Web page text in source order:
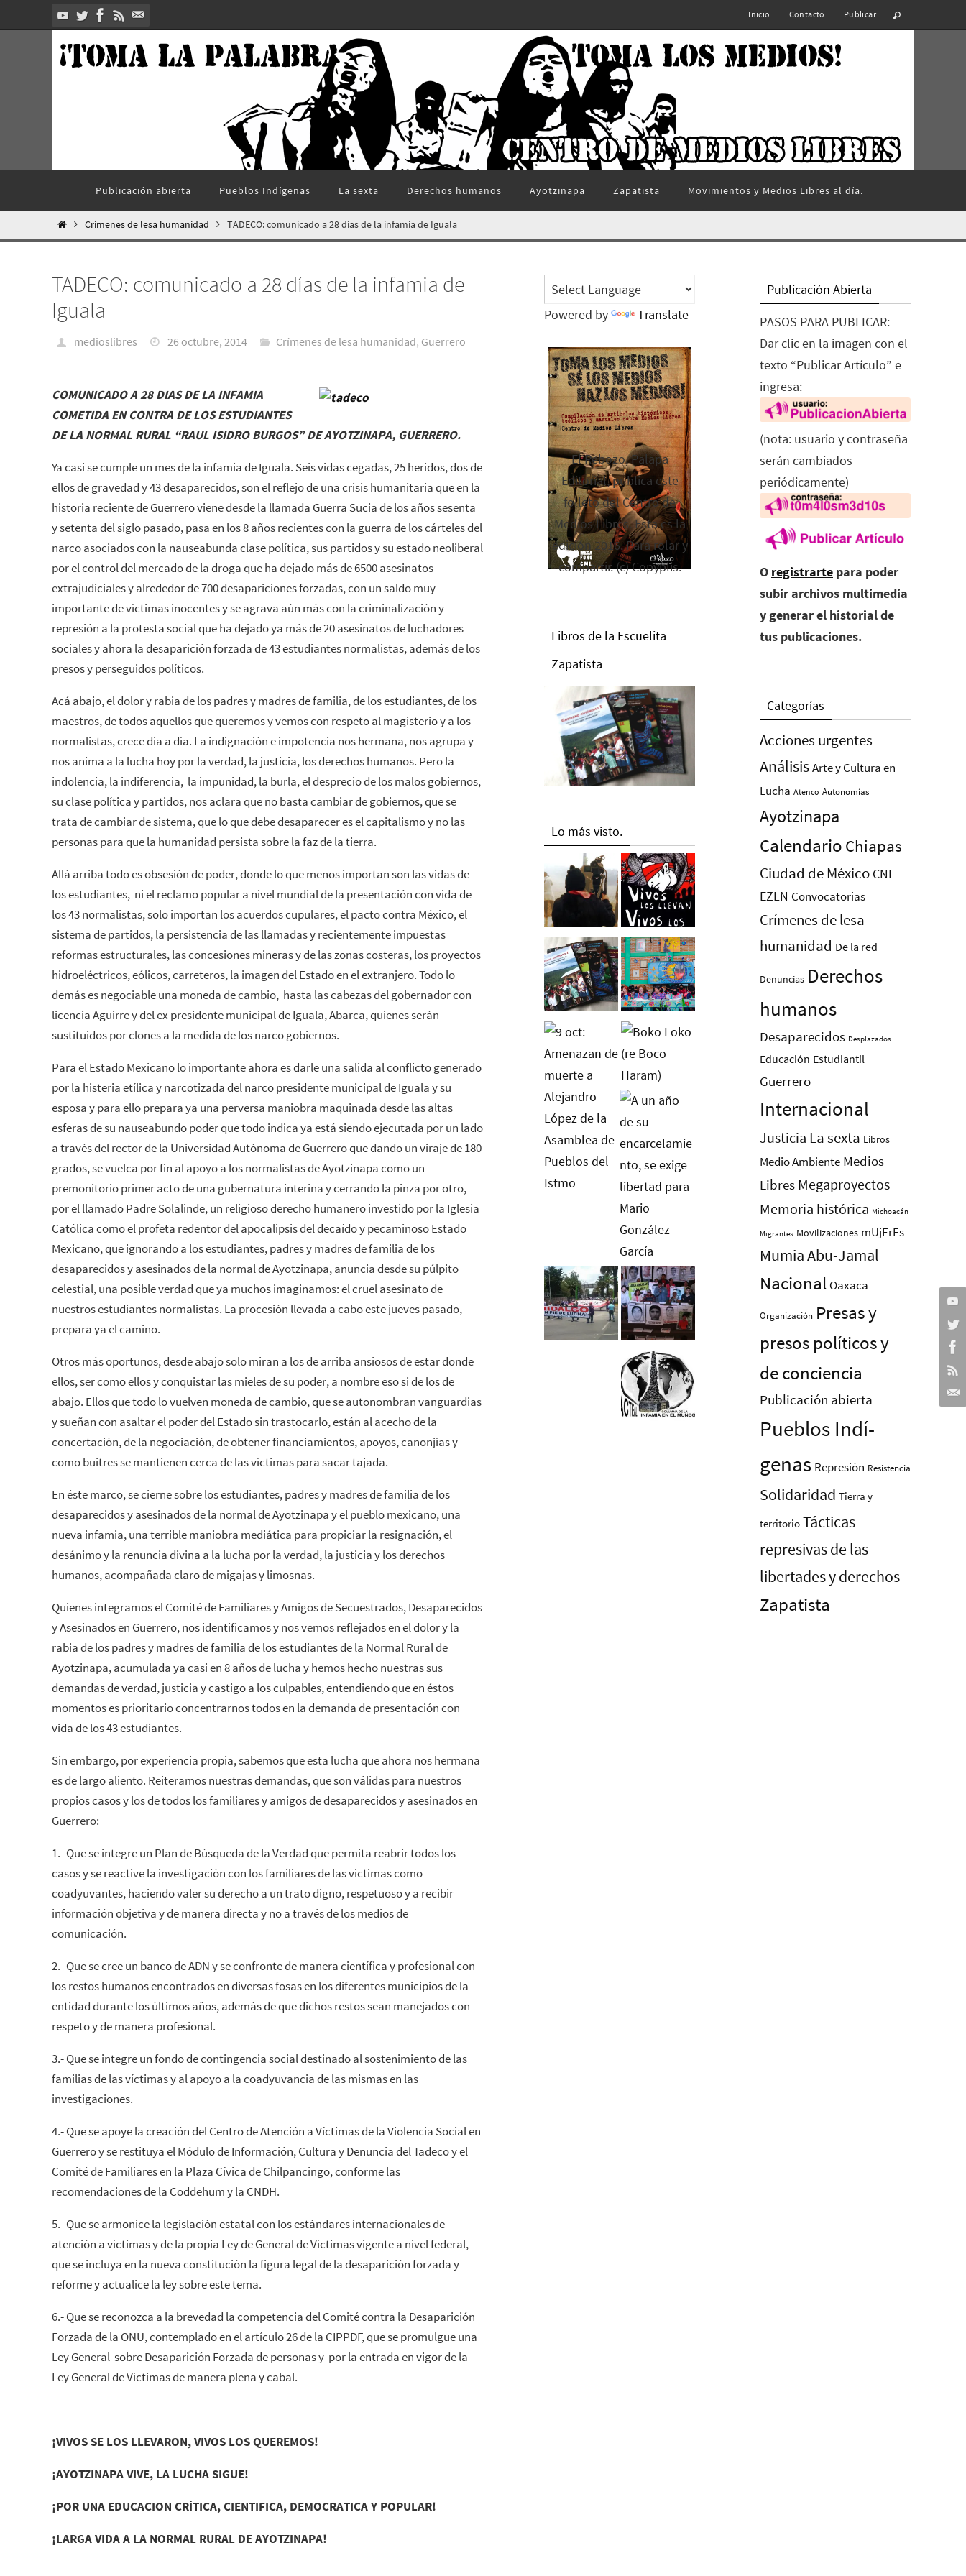
al
Inicio Contacto Publicar
contenido
Publicación abierta Pueblos Indí­genas La sexta Derechos humanos Ayotzinapa Zapatista Movimientos y Medios Libres al día.
InicioCrímenes de lesa humanidad TADECO: comunicado a 28 días de la infamia de Iguala
TADECO: comunicado a 28 días de la infamia de
Iguala
medioslibres 26 octubre, 2014 Crímenes de lesa humanidad, Guerrero
COMUNICADO A 28 DIAS DE LA INFAMIA
COMETIDA EN CONTRA DE LOS ESTUDIANTES
DE LA NORMAL RURAL “RAUL ISIDRO BURGOS” DE AYOTZINAPA, GUERRERO.
Ya casi se cumple un mes de la infamia de Iguala. Seis vidas cegadas, 25 heridos, dos de
ellos de gravedad y 43 desaparecidos, son el reflejo de una crisis humanitaria que en la
historia reciente de Guerrero viene desde la llamada Guerra Sucia de los años sesenta
y setenta del siglo pasado, pasa en los 8 años recientes con la guerra de los cárteles del
narco asociados con la nauseabunda clase política, sus partidos y su estado neoliberal
por el control del mercado de la droga que ha dejado más de 6500 asesinatos
extrajudiciales y alrededor de 700 desapariciones forzadas, con un saldo muy
importante de víctimas inocentes y se agrava aún más con la criminalización y
represión a la protesta social que ha dejado ya más de 20 asesinatos de luchadores
sociales y ahora la desaparición forzada de 43 estudiantes normalistas, además de los
presos y perseguidos políticos.
Acá abajo, el dolor y rabia de los padres y madres de familia, de los estudiantes, de los
maestros, de todos aquellos que queremos y vemos con respeto al magisterio y a los
normalistas, crece día a día. La indignación e impotencia nos hermana, nos agrupa y
nos anima a la lucha hoy por la verdad, la justicia, los derechos humanos. Pero la
indolencia, la indiferencia, la impunidad, la burla, el desprecio de los malos gobiernos,
su clase política y partidos, nos aclara que no basta cambiar de gobiernos, que se
trata de cambiar de sistema, que lo que debe desaparecer es el capitalismo y no las
personas para que la humanidad persista sobre la faz de la tierra.
Allá arriba todo es obsesión de poder, donde lo que menos importan son las vidas de
los estudiantes, ni el reclamo popular a nivel mundial de la presentación con vida de
los 43 normalistas, solo importan los acuerdos cupulares, el pacto contra México, el
sistema de partidos, la persistencia de las llamadas y recientemente impuestas
reformas estructurales, las concesiones mineras y de las zonas costeras, los proyectos
hidroeléctricos, eólicos, carreteros, la imagen del Estado en el extranjero. Todo lo
demás es negociable una moneda de cambio, hasta las cabezas del gobernador con
licencia Aguirre y del ex presidente municipal de Iguala, Abarca, quienes serán
sustituidos por clones a la medida de los narco gobiernos.
Para el Estado Mexicano lo importante ahora es darle una salida al conflicto generado
por la histeria etílica y narcotizada del narco presidente municipal de Iguala y su
esposa y para ello prepara ya una perversa maniobra maquinada desde las altas
esferas de su nauseabundo poder que todo indica ya está siendo ejecutada por un lado
a través del rector de la Universidad Autónoma de Guerrero que dando un viraje de 180
grados, se vuelca por fin al apoyo a los normalistas de Ayotzinapa como un
premonitorio primer acto de una gubernatura interina y cerrando la pinza por otro,
por el llamado Padre Solalinde, un religioso derecho humanero investido por la Iglesia
Católica como el profeta redentor del apocalipsis del decaído y pecaminoso Estado
Mexicano, que ignorando a los estudiantes, padres y madres de familia de los
desaparecidos y asesinados de la normal de Ayotzinapa, anuncia desde su púlpito
celestial, una posible verdad que ya muchos imaginamos: el cruel asesinato de
nuestros estudiantes normalistas. La procesión llevada a cabo este jueves pasado,
prepara ya el camino.
Otros más oportunos, desde abajo solo miran a los de arriba ansiosos de estar donde
ellos, ser como ellos y conquistar las mieles de su poder, a nombre eso si de los de
abajo. Ellos que todo lo vuelven moneda de cambio, que se autonombran vanguardias
y sueñan con asaltar el poder del Estado sin trastocarlo, están al acecho de la
concertación, de la negociación, de obtener financiamientos, apoyos, canonjías y
como buitres se mantienen cerca de las víctimas para sacar tajada.
En éste marco, se cierne sobre los estudiantes, padres y madres de familia de los
desaparecidos y asesinados de la normal de Ayotzinapa y el pueblo mexicano, una
nueva infamia, una terrible maniobra mediática para propiciar la resignación, el
desánimo y la renuncia divina a la lucha por la verdad, la justicia y los derechos
humanos, acompañada claro de migajas y limosnas.
Quienes integramos el Comité de Familiares y Amigos de Secuestrados, Desaparecidos
y Asesinados en Guerrero, nos identificamos y nos vemos reflejados en el dolor y la
rabia de los padres y madres de familia de los estudiantes de la Normal Rural de
Ayotzinapa, acumulada ya casi en 8 años de lucha y hemos hecho nuestras sus
demandas de verdad, justicia y castigo a los culpables, entendiendo que en éstos
momentos es prioritario concentrarnos todos en la demanda de presentación con
vida de los 43 estudiantes.
Sin embargo, por experiencia propia, sabemos que esta lucha que ahora nos hermana
es de largo aliento. Reiteramos nuestras demandas, que son válidas para nuestros
propios casos y los de todos los familiares y amigos de desaparecidos y asesinados en
Guerrero:
1.- Que se integre un Plan de Búsqueda de la Verdad que permita reabrir todos los
casos y se reactive la investigación con los familiares de las víctimas como
coadyuvantes, haciendo valer su derecho a un trato digno, respetuoso y a recibir
información objetiva y de manera directa y no a través de los medios de
comunicación.
2.- Que se cree un banco de ADN y se confronte de manera científica y profesional con
los restos humanos encontrados en diversas fosas en los diferentes municipios de la
entidad durante los últimos años, además de que dichos restos sean manejados con
respeto y de manera profesional.
3.- Que se integre un fondo de contingencia social destinado al sostenimiento de las
familias de las víctimas y al apoyo a la coadyuvancia de las mismas en las
investigaciones.
4.- Que se apoye la creación del Centro de Atención a Víctimas de la Violencia Social en
Guerrero y se restituya el Módulo de Información, Cultura y Denuncia del Tadeco y el
Comité de Familiares en la Plaza Cívica de Chilpancingo, conforme las
recomendaciones de la Coddehum y la CNDH.
5.- Que se armonice la legislación estatal con los estándares internacionales de
atención a víctimas y de la propia Ley de General de Víctimas vigente a nivel federal,
que se incluya en la nueva constitución la figura legal de la desaparición forzada y
reforme y actualice la ley sobre este tema.
6.- Que se reconozca a la brevedad la competencia del Comité contra la Desaparición
Forzada de la ONU, contemplado en el artículo 26 de la CIPPDF, que se promulgue una
Ley General sobre Desaparición Forzada de personas y por la entrada en vigor de la
Ley General de Víctimas de manera plena y cabal.
¡VIVOS SE LOS LLEVARON, VIVOS LOS QUEREMOS!
¡AYOTZINAPA VIVE, LA LUCHA SIGUE!
¡POR UNA EDUCACION CRÍTICA, CIENTIFICA, DEMOCRATICA Y POPULAR!
¡LARGA VIDA A LA NORMAL RURAL DE AYOTZINAPA!
Powered by Translate
El Rebozo, Palapa
Editorial, publica este
folleto del Centro de
Medios Libres. Esta es la
edición 2016. Para rolar y
compartir. (c) Copyplis.
Libros de la Escuelita
Zapatista
Lo más visto.
Publicación Abierta
PASOS PARA PUBLICAR:
Dar clic en la imagen con el
texto “Publicar Artículo” e
ingresa:
(nota: usuario y contraseña
serán cambiados
periódicamente)
O registrarte para poder
subir archivos multimedia
y generar el historial de
tus publicaciones.
Categorías
Acciones urgentes
AnálisisArte y Cultura en
Lucha Atenco Autonomías
Ayotzinapa
Calendario Chiapas
Ciudad de México CNI-
EZLN Convocatorias
Crímenes de lesa
humanidad De la red
Denuncias Derechos
humanos
Desaparecidos Desplazados
Educación Estudiantil
Guerrero
Internacional
Justicia La sexta Libros
Medio Ambiente Medios
Libres Megaproyectos
Memoria histórica Michoacán
Migrantes Movilizaciones mUjErEs
Mumia Abu-Jamal
Nacional Oaxaca
Organización Presas y
presos polí­ticos y
de conciencia
Publicación abierta
Pueblos Indí­
genas Represión Resistencia
Solidaridad Tierra y
territorio Tácticas
represivas de las
libertades y derechos
Zapatista